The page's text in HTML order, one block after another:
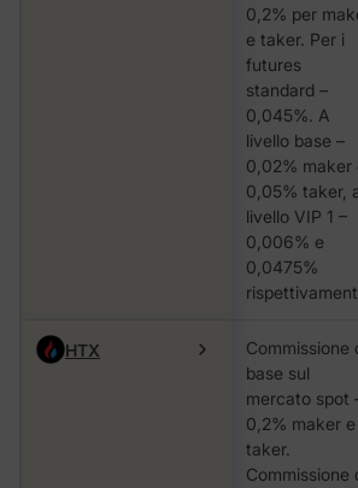
0,2% per
e taker. Per i
futures
standard –
0,045%. A
livello base –
0,02% maker
0,05% taker,
livello VIP 1 –
0,006% e
0,0475%
HTX
Commissione
base sul
mercato spot
0,2% maker e
taker.
Commissione